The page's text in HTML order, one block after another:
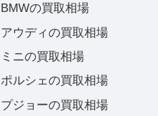
BMWの買取相場
アウディの買取相場
ミニの買取相場
ポルシェの買取相場
プジョーの買取相場